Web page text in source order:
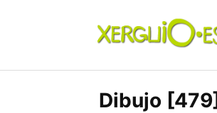
xerguio.ES | ilustración
Dibujo [479]